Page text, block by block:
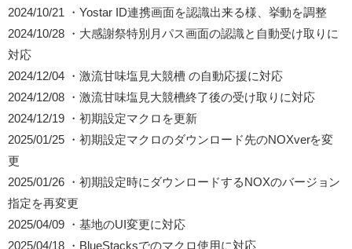
2024/10/21 ・Yostar ID連携画面を認識出来る様、挙動を調整
2024/10/28 ・大感謝祭特別月パス画面の認識と自動受け取りに
対応
2024/12/04 ・激流甘味塩見大競槽 の自動応援に対応
2024/12/08 ・激流甘味塩見大競槽終了後の受け取りに対応
2024/12/19 ・初期設定マクロを更新
2025/01/25 ・初期設定マクロのダウンロード先のNOXverを変
更
2025/01/26 ・初期設定時にダウンロードするNOXのバージョン
指定を再変更
2025/04/09 ・基地のUI変更に対応
2025/04/18 ・BlueStacksでのマクロ使用に対応